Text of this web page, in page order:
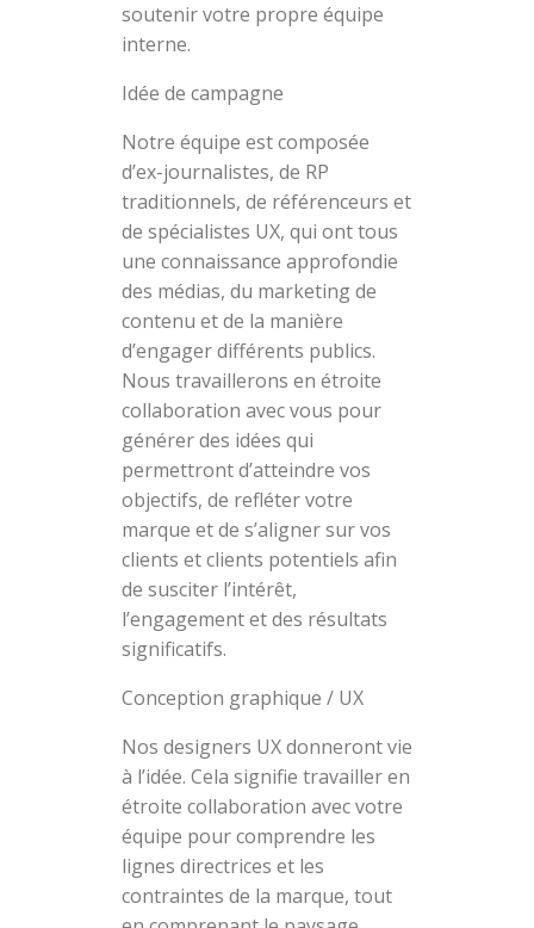
soutenir votre propre équipe
interne.
Idée de campagne
Notre équipe est composée
d’ex-journalistes, de RP
traditionnels, de référenceurs et
de spécialistes UX, qui ont tous
une connaissance approfondie
des médias, du marketing de
contenu et de la manière
d’engager différents publics.
Nous travaillerons en étroite
collaboration avec vous pour
générer des idées qui
permettront d’atteindre vos
objectifs, de refléter votre
marque et de s’aligner sur vos
clients et clients potentiels afin
de susciter l’intérêt,
l’engagement et des résultats
significatifs.
Conception graphique / UX
Nos designers UX donneront vie
à l’idée. Cela signifie travailler en
étroite collaboration avec votre
équipe pour comprendre les
lignes directrices et les
contraintes de la marque, tout